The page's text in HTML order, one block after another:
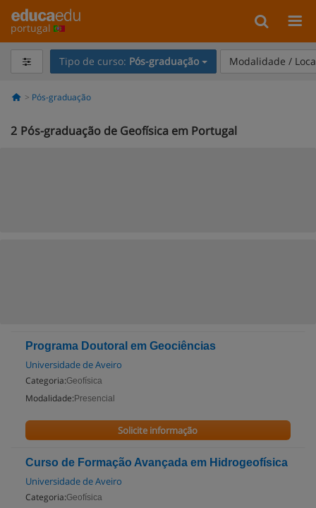
portugal
Tipo de curso: Pós-graduação Modalidade /
Pós-graduação
2 Pós-graduação de Geofísica em Portugal
Programa Doutoral em Geociências
Universidade de Aveiro
Categoria:Geofísica
Modalidade: Presencial
Solicite informação
Curso de Formação Avançada em Hidrogeofísica
Universidade de Aveiro
Categoria:Geofísica